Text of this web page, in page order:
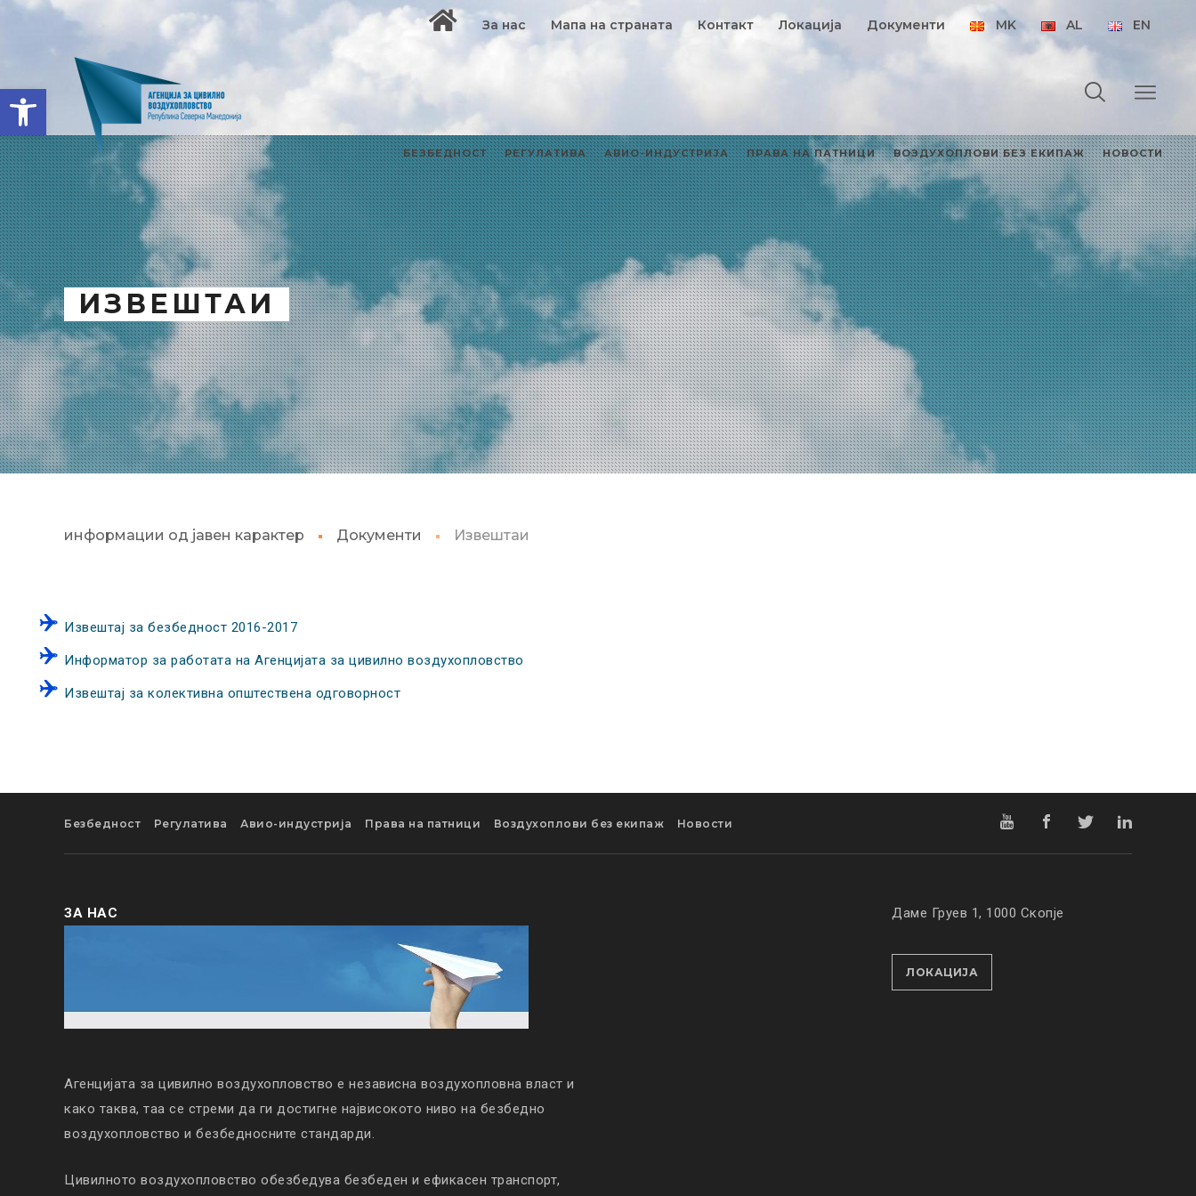
Open toolbar
За нас Мапа на страната Контакт Локација Документи MK AL EN
БЕЗБЕДНОСТ РЕГУЛАТИВА АВИО-ИНДУСТРИЈА ПРАВА НА ПАТНИЦИ ВОЗДУХОПЛОВИ БЕЗ ЕКИПАЖ НОВОСТИ
ИЗВЕШТАИ
информации од јавен карактер Документи Извештаи
Извештај за безбедност 2016-2017
Информатор за работата на Агенцијата за цивилно воздухопловство
Извештај за колективна општествена одговорност
Безбедност Регулатива Авио-индустрија Права на патници Воздухоплови без екипаж Новости
ЗА НАС
Агенцијата за цивилно воздухопловство е независна воздухопловна власт и
како таква, таа се стреми да ги достигне највисокото ниво на безбедно
воздухопловство и безбедносните стандарди.
Цивилното воздухопловство обезбедува безбеден и ефикасен транспорт,
Даме Груев 1, 1000 Скопје
ЛОКАЦИЈА